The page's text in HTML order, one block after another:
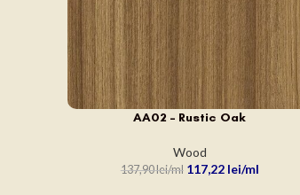
ADAUGĂ ÎN COȘAA02 – Rustic Oak
Wood
137,90lei 117,22 lei